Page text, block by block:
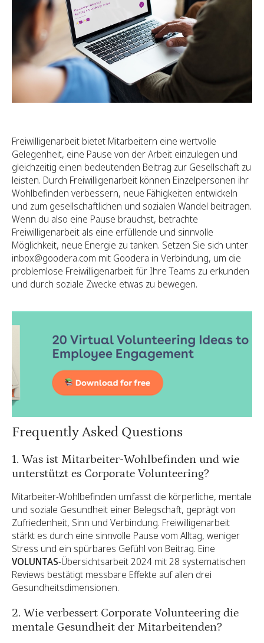
Freiwilligenarbeit bietet Mitarbeitern eine wertvolle
Gelegenheit, eine Pause von der Arbeit einzulegen und
gleichzeitig einen bedeutenden Beitrag zur Gesellschaft zu
leisten. Durch Freiwilligenarbeit können Einzelpersonen ihr
Wohlbefinden verbessern, neue Fähigkeiten entwickeln
und zum gesellschaftlichen und sozialen Wandel beitragen.
Wenn du also eine Pause brauchst, betrachte
Freiwilligenarbeit als eine erfüllende und sinnvolle
Möglichkeit, neue Energie zu tanken. Setzen Sie sich unter
inbox@goodera.com mit Goodera in Verbindung, um die
problemlose Freiwilligenarbeit für Ihre Teams zu erkunden
und durch soziale Zwecke etwas zu bewegen.
Frequently Asked Questions
1. Was ist Mitarbeiter-Wohlbefinden und wie
unterstützt es Corporate Volunteering?
Mitarbeiter-Wohlbefinden umfasst die körperliche, mentale
und soziale Gesundheit einer Belegschaft, geprägt von
Zufriedenheit, Sinn und Verbindung. Freiwilligenarbeit
stärkt es durch eine sinnvolle Pause vom Alltag, weniger
Stress und ein spürbares Gefühl von Beitrag. Eine
VOLUNTAS-Übersichtsarbeit 2024 mit 28 systematischen
Reviews bestätigt messbare Effekte auf allen drei
Gesundheitsdimensionen.
2. Wie verbessert Corporate Volunteering die
mentale Gesundheit der Mitarbeitenden?